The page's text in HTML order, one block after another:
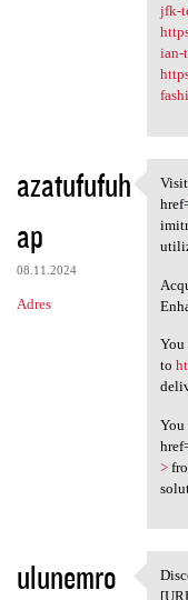
jfk-
ian-
azatufufuh
ap
08.11.2024
Adres
You
to
You
>
ulunemro